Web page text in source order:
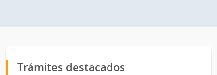
Trámites destacados